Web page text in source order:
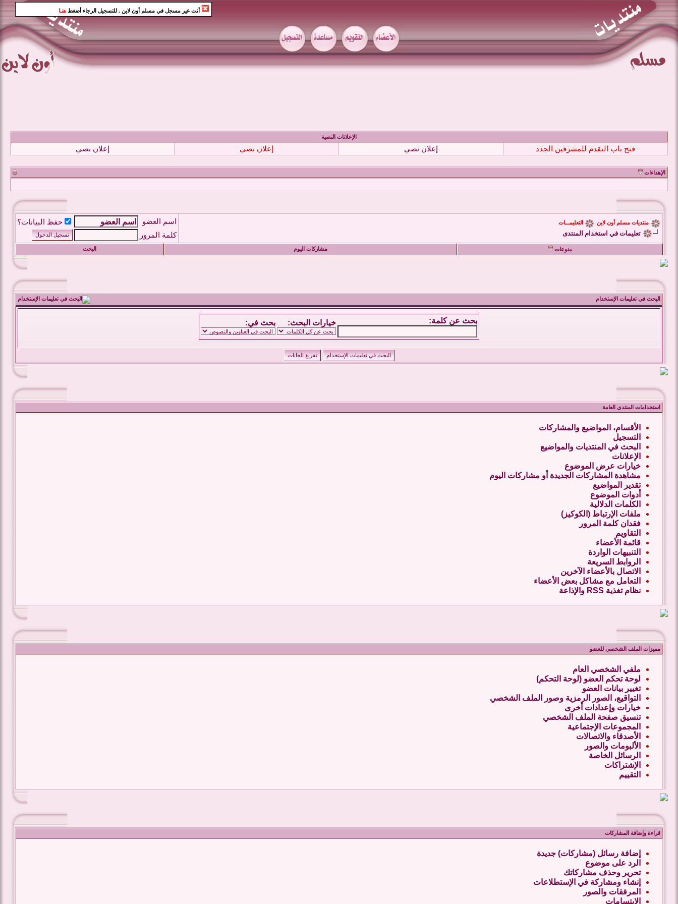
أنت غير مسجل في مسلم أون لاين . للتسجيل الرجاء أضغط هنـا
الإعلانات النصية
فتح باب التقدم للمشرفين الجدد إعلان نصي إعلان نصي إعلان نصي
الإهداءات
منتديات مسلم أون لاين التعليمـــات
تعليمات في استخدام المنتدى
اسم العضو
حفظ البيانات؟
كلمة المرور
منوعات مشاركات اليوم البحث
البحث في تعليمات الإستخدام
بحث عن كلمة: خيارات البحث: بحث في:
استخدامات المنتدى العامة
الأقسام، المواضيع والمشاركات
التسجيل
البحث في المنتديات والمواضيع
الإعلانات
خيارات عرض الموضوع
مشاهدة المشاركات الجديدة أو مشاركات اليوم
تقدير المواضيع
أدوات الموضوع
الكلمات الدلالية
ملفات الإرتباط (الكوكيز)
فقدان كلمة المرور
التقاويم
قائمة الأعضاء
التنبيهات الواردة
الروابط السريعة
الاتصال بالأعضاء الآخرين
التعامل مع مشاكل بعض الأعضاء
نظام تغذية RSS والإذاعة
مميزات الملف الشخصي للعضو
ملفي الشخصي العام
لوحة تحكم العضو (لوحة التحكم)
تغيير بيانات العضو
التواقيع، الصور الرمزية وصور الملف الشخصي
خيارات وإعدادات أخرى
تنسيق صفحة الملف الشخصي
المجموعات الإجتماعية
الأصدقاء والاتصالات
الألبومات والصور
الرسائل الخاصة
الإشتراكات
التقييم
قراءة وإضافة المشاركات
إضافة رسائل (مشاركات) جديدة
الرد على موضوع
تحرير وحذف مشاركاتك
إنشاء ومشاركة في الإستطلاعات
المرفقات والصور
الإبتسامات